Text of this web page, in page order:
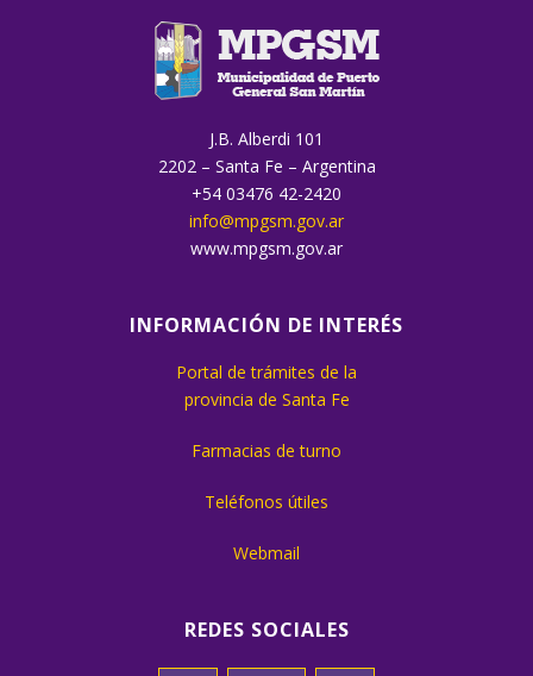
J.B. Alberdi 101
2202 – Santa Fe – Argentina
+54 03476 42-2420
info@mpgsm.gov.ar
www.mpgsm.gov.ar
INFORMACIÓN DE INTERÉS
Portal de trámites de la
provincia de Santa Fe
Farmacias de turno
Teléfonos útiles
Webmail
REDES SOCIALES